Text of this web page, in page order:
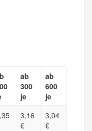
ab
300
je
ab
600
je
3,16
€
3,04
€